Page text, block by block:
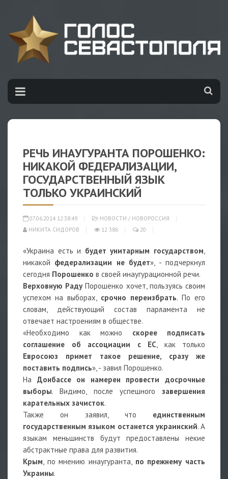
РЕЧЬ ИНАУГУРАНТА ПОРОШЕНКО:
НИКАКОЙ ФЕДЕРАЛИЗАЦИИ,
ГОСУДАРСТВЕННЫЙ ЯЗЫК
ТОЛЬКО УКРАИНСКИЙ
07.06.2014 12:38:49 НОВОСТИ / НОВОРОССИЯ
НИКИТА СИДОРОВ
12 386 20
«Украина есть и будет унитарным государством,
никакой федерализации не будет», - подчеркнул
сегодня Порошенко в своей инаугурационной речи.
Верховную РадуПорошенко хочет, пользуясь своим
успехом на выборах, срочно переизбрать. По его
словам, действующий состав парламента не
отвечает настроениям в обществе.
«Необходимо как можно скорее подписать
соглашение об ассоциации с ЕС, как только
Евросоюз примет такое решение, сразу же
поставить подпись», - завил Порошенко.
На Донбассе он намерен провести досрочные
выборы. Видимо, после успешного завершения
карательных зачисток.
Также он заявил, что единственным
государственным языком останется украинский. А
языкам меньшинств будут предоставлены некие
абстрактные права для развития.
Крым, по мнению инаугуранта, по прежнему часть
Украины.